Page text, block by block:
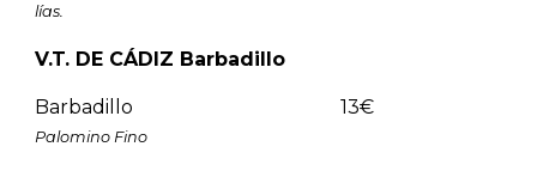
lías.
V.T. DE CÁDIZ Barbadillo
Barbadillo
Palomino Fino
13€